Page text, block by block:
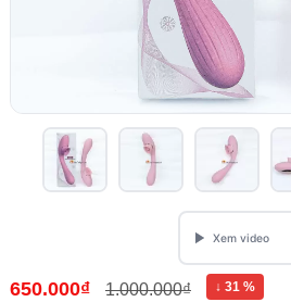
650.000₫ 1.000.000₫ ↓ 31 %